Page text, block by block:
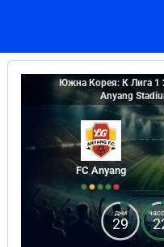
Южна Корея: К Лига 1
Anyang
FC Anyang
дни
29